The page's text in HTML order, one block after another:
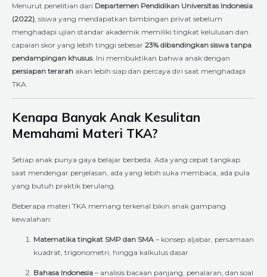
Menurut penelitian dari Departemen Pendidikan Universitas Indonesia
(2022) , siswa yang mendapatkan bimbingan privat sebelum
menghadapi ujian standar akademik memiliki tingkat kelulusan dan
capaian skor yang lebih tinggi sebesar 23% dibandingkan siswa tanpa
pendampingan khusus. Ini membuktikan bahwa anak dengan
persiapan terarah akan lebih siap dan percaya diri saat menghadapi
TKA.
Kenapa Banyak Anak Kesulitan
Memahami Materi TKA?
Setiap anak punya gaya belajar berbeda. Ada yang cepat tangkap
saat mendengar penjelasan, ada yang lebih suka membaca, ada pula
yang butuh praktik berulang.
Beberapa materi TKA memang terkenal bikin anak gampang
kewalahan:
Matematika tingkat SMP dan SMA – konsep aljabar, persamaan
kuadrat, trigonometri, hingga kalkulus dasar.
Bahasa Indonesia – analisis bacaan panjang, penalaran, dan soal